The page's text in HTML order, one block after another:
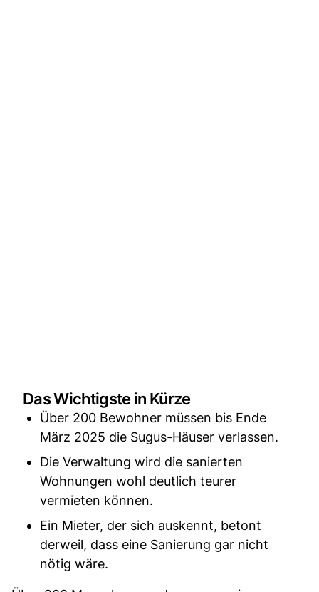
Das Wichtigste in Kürze
Über 200 Bewohner müssen bis Ende
März 2025 die Sugus-Häuser verlassen.
Die Verwaltung wird die sanierten
Wohnungen wohl deutlich teurer
vermieten können.
Ein Mieter, der sich auskennt, betont
derweil, dass eine Sanierung gar nicht
nötig wäre.